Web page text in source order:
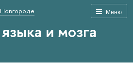
Меню
и мозга